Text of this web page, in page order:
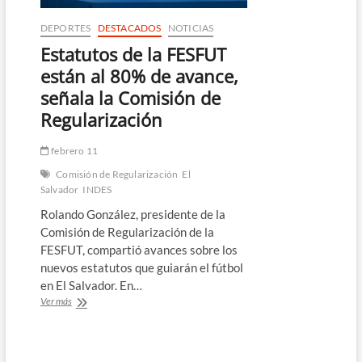
DEPORTES DESTACADOS NOTICIAS
Estatutos de la FESFUT
están al 80% de avance,
señala la Comisión de
Regularización
febrero 11
Comisión de Regularización El
Salvador INDES
Rolando González, presidente de la
Comisión de Regularización de la
FESFUT, compartió avances sobre los
nuevos estatutos que guiarán el fútbol
en El Salvador. En…
Ver másEstatutos